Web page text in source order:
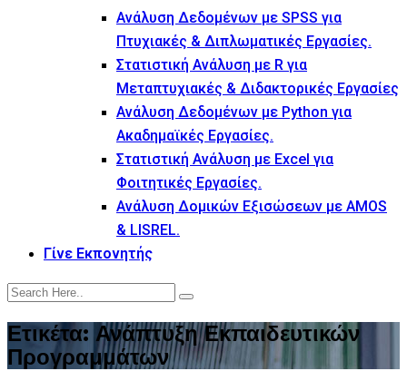
Ανάλυση Δεδομένων με SPSS για
Πτυχιακές & Διπλωματικές Εργασίες.
Στατιστική Ανάλυση με R για
Μεταπτυχιακές & Διδακτορικές Εργασίες
Ανάλυση Δεδομένων με Python για
Ακαδημαϊκές Εργασίες.
Στατιστική Ανάλυση με Excel για
Φοιτητικές Εργασίες.
Ανάλυση Δομικών Εξισώσεων με AMOS
& LISREL.
Γίνε Εκπονητής
Ετικέτα: Ανάπτυξη Εκπαιδευτικών
Προγραμμάτων